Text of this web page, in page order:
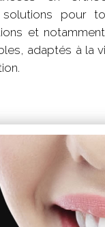
solutions pour
et
adaptés à la